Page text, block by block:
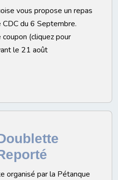
vous propose un repas
du 6 Septembre.
(cliquez pour
le 21 août
organisé par la Pétanque